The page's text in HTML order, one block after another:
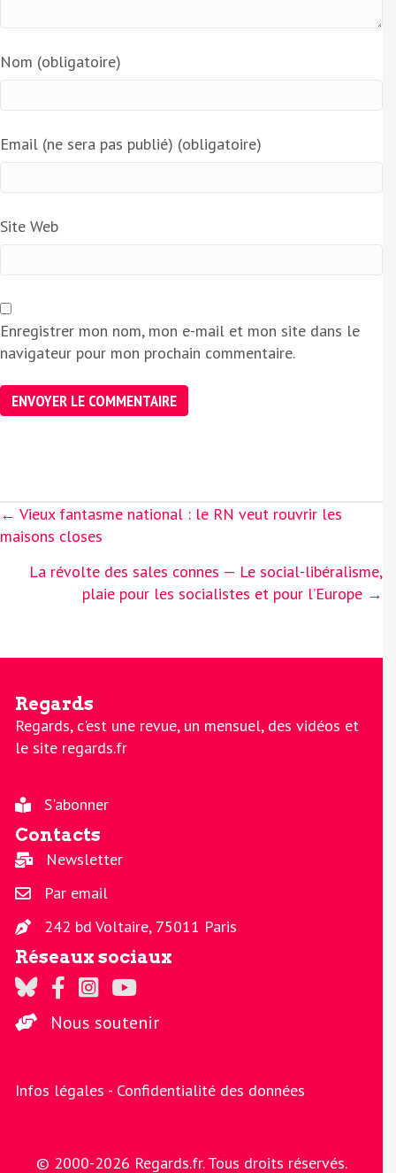
Nom (obligatoire)
Email (ne sera pas publié) (obligatoire)
Site Web
Enregistrer mon nom, mon e-mail et mon site dans le
navigateur pour mon prochain commentaire.
Posts
navigation
← Vieux fantasme national : le RN veut rouvrir les
maisons closes
La révolte des sales connes — Le social-libéralisme,
plaie pour les socialistes et pour l’Europe →
Regards
Regards, c'est une revue, un mensuel, des vidéos et
le site regards.fr
S'abonner
Contacts
Newsletter
Par email
242 bd Voltaire, 75011 Paris
Réseaux sociaux
Regards sur Twitter
Regards sur Facebook
Regards sur Instagram
La chaine Regards sur Youtube
Nous soutenir
Infos légales - Confidentialité des données
© 2000-2026 Regards.fr. Tous droits réservés.